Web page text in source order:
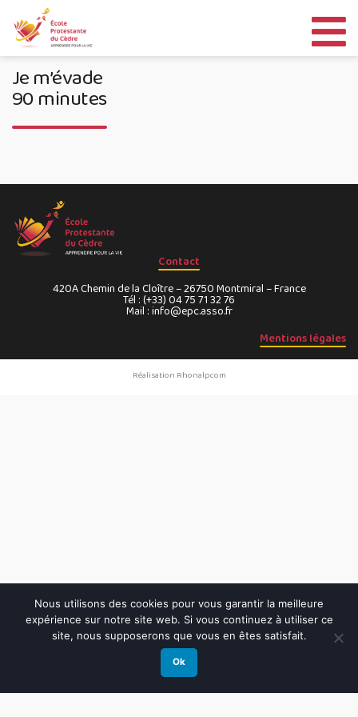
au
contenu
Je m’évade
90 minutes
Contact
420A Chemin de la Cloître – 26750 Montmiral – France
Tél : (+33) 04 75 71 32 76
Mail : info@epc.asso.fr
Mentions légales
Réalisation Rhonalpcom
Nous utilisons des cookies pour vous garantir la meilleure
expérience sur notre site web. Si vous continuez à utiliser ce
site, nous supposerons que vous en êtes satisfait.
Ok